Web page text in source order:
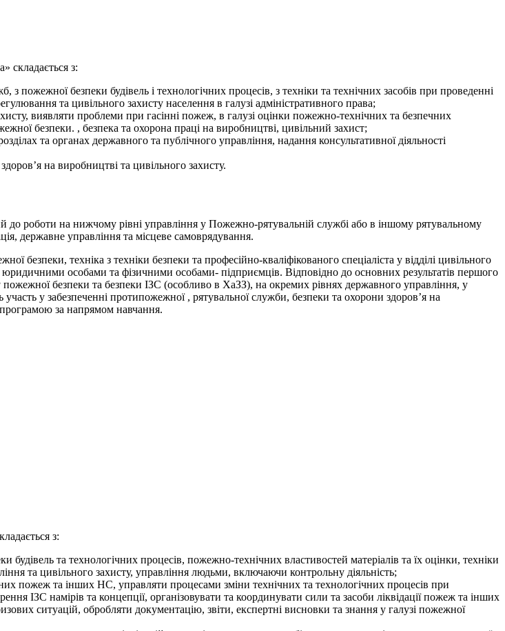
складається з:
пожежної безпеки будівель і технологічних процесів, з техніки та технічних засобів при проведенні
та цивільного захисту населення в галузі адміністративного права;
виявляти проблеми при гасінні пожеж, в галузі оцінки пожежно-технічних та безпечних
безпеки. , безпека та охорона праці на виробництві, цивільний захист;
та органах державного та публічного управління, надання консультативної діяльності
на виробництві та цивільного захисту.
роботи на нижчому рівні управління у Пожежно-рятувальній службі або в іншому рятувальному
державне управління та місцеве самоврядування.
безпеки, техніка з техніки безпеки та професійно-кваліфікованого спеціаліста у відділі цивільного
особами та фізичними особами- підприємців. Відповідно до основних результатів першого
безпеки та безпеки ІЗС (особливо в ХаЗЗ), на окремих рівнях державного управління, у
у забезпеченні протипожежної , рятувальної служби, безпеки та охорони здоров’я на
за напрямом навчання.
з:
та технологічних процесів, пожежно-технічних властивостей матеріалів та їх оцінки, техніки
та цивільного захисту, управління людьми, включаючи контрольну діяльність;
пожеж та інших НС, управляти процесами зміни технічних та технологічних процесів при
ІЗС намірів та концепції, організовувати та координувати сили та засоби ліквідації пожеж та інших
ситуацій, обробляти документацію, звіти, експертні висновки та знання у галузі пожежної